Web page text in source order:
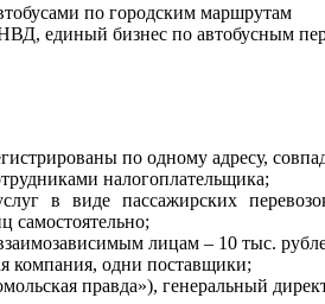
по городским маршрутам
единый бизнес по автобусным
по одному адресу,
налогоплательщика;
в виде пассажирских
самостоятельно;
лицам – 10 тыс.
компания, одни поставщики;
правда»), генеральный